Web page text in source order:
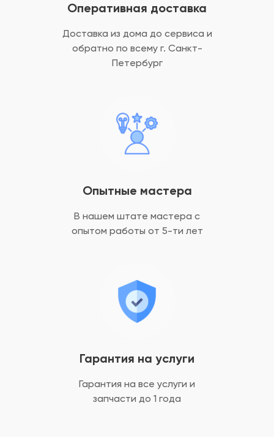
Оперативная доставка
Доставка из дома до сервиса и
обратно по всему г. Санкт-
Петербург
Гарантия на услуги
Гарантия на все услуги и
запчасти до 1 года
Опытные мастера
В нашем штате мастера с
опытом работы от 5-ти лет